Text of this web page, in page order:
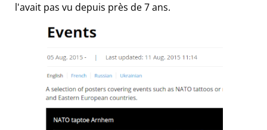
l'avait pas vu depuis près de 7 ans.